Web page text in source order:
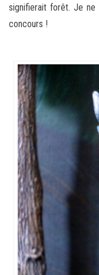
signifierait forêt. Je ne
concours !